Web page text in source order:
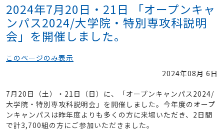
2024年7月20日・21日 「オープンキャ
ンパス2024/大学院・特別専攻科説明
会」を開催しました。
このページのみ表示
2024年08月 6日
7月20日（土）・21日（日）に、「オープンキャンパス2024/
大学院・特別専攻科説明会」を開催しました。今年度のオープ
ンキャンパスは昨年度よりも多くの方に来場いただき、2日間
で計3,700組の方にご参加いただきました。